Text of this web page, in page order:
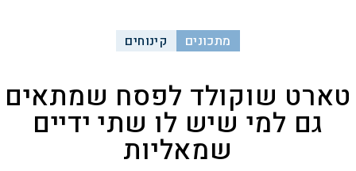
מתכונים קינוחים
טארט שוקולד לפסח שמתאים
גם למי שיש לו שתי ידיים
שמאליות